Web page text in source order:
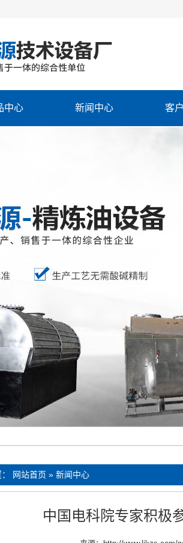
中心 新闻中心 客
网站首页 » 新闻中心
中国电科院专家积极